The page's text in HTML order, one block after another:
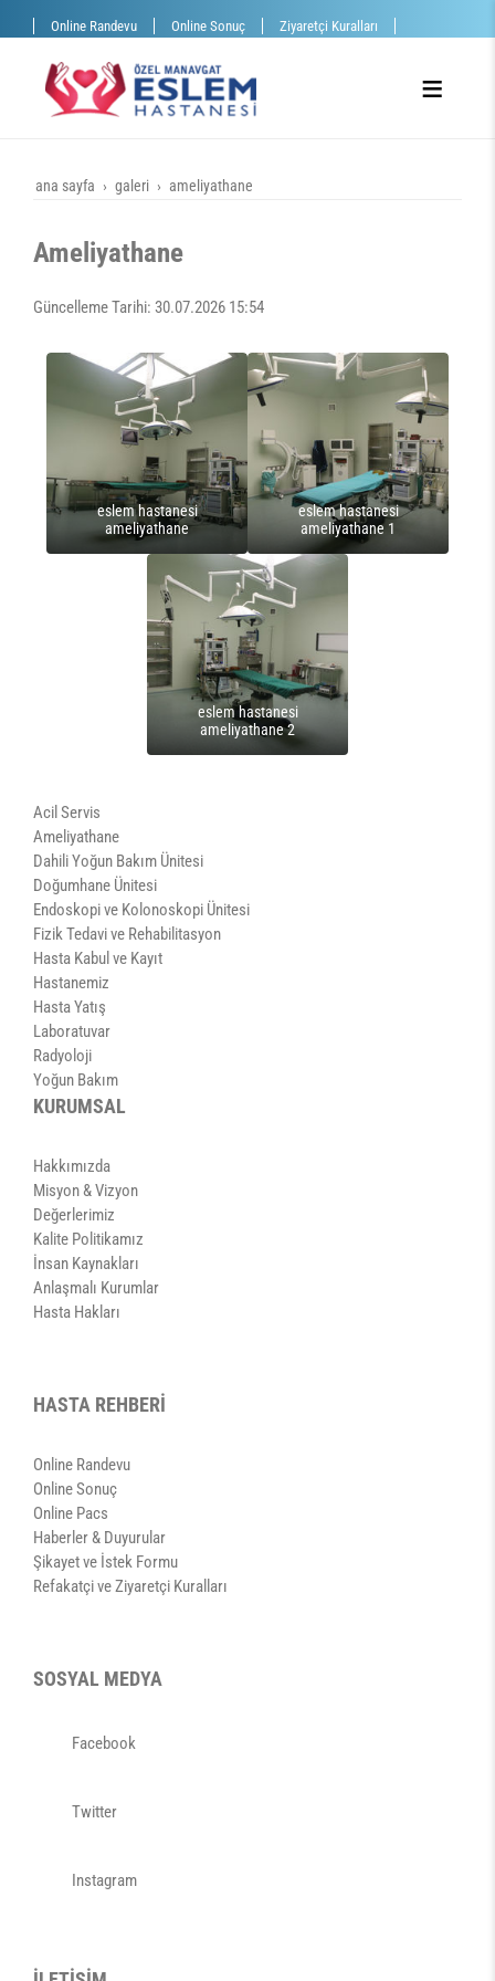
Online Randevu Online Sonuç Ziyaretçi Kuralları
ana sayfa galeri ameliyathane
Ameliyathane
Güncelleme Tarihi: 30.07.2026 15:54
eslem hastanesi
ameliyathane
eslem hastanesi
ameliyathane 1
eslem hastanesi
ameliyathane 2
Acil Servis
Ameliyathane
Dahili Yoğun Bakım Ünitesi
Doğumhane Ünitesi
Endoskopi ve Kolonoskopi Ünitesi
Fizik Tedavi ve Rehabilitasyon
Hasta Kabul ve Kayıt
Hastanemiz
Hasta Yatış
Laboratuvar
Radyoloji
Yoğun Bakım
KURUMSAL
Hakkımızda
Misyon & Vizyon
Değerlerimiz
Kalite Politikamız
İnsan Kaynakları
Anlaşmalı Kurumlar
Hasta Hakları
HASTA REHBERİ
Online Randevu
Online Sonuç
Online Pacs
Haberler & Duyurular
Şikayet ve İstek Formu
Refakatçi ve Ziyaretçi Kuralları
SOSYAL MEDYA
Facebook
Twitter
Instagram